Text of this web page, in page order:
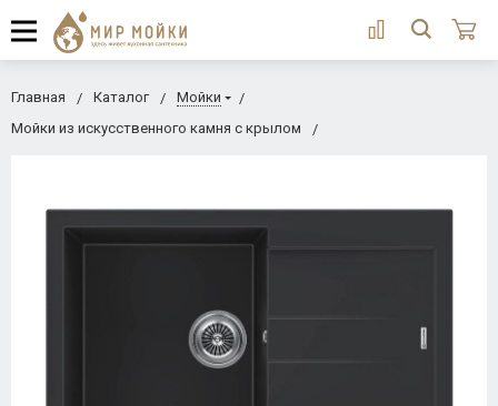
Главная Каталог
Мойки
Мойки из искусственного камня с крылом